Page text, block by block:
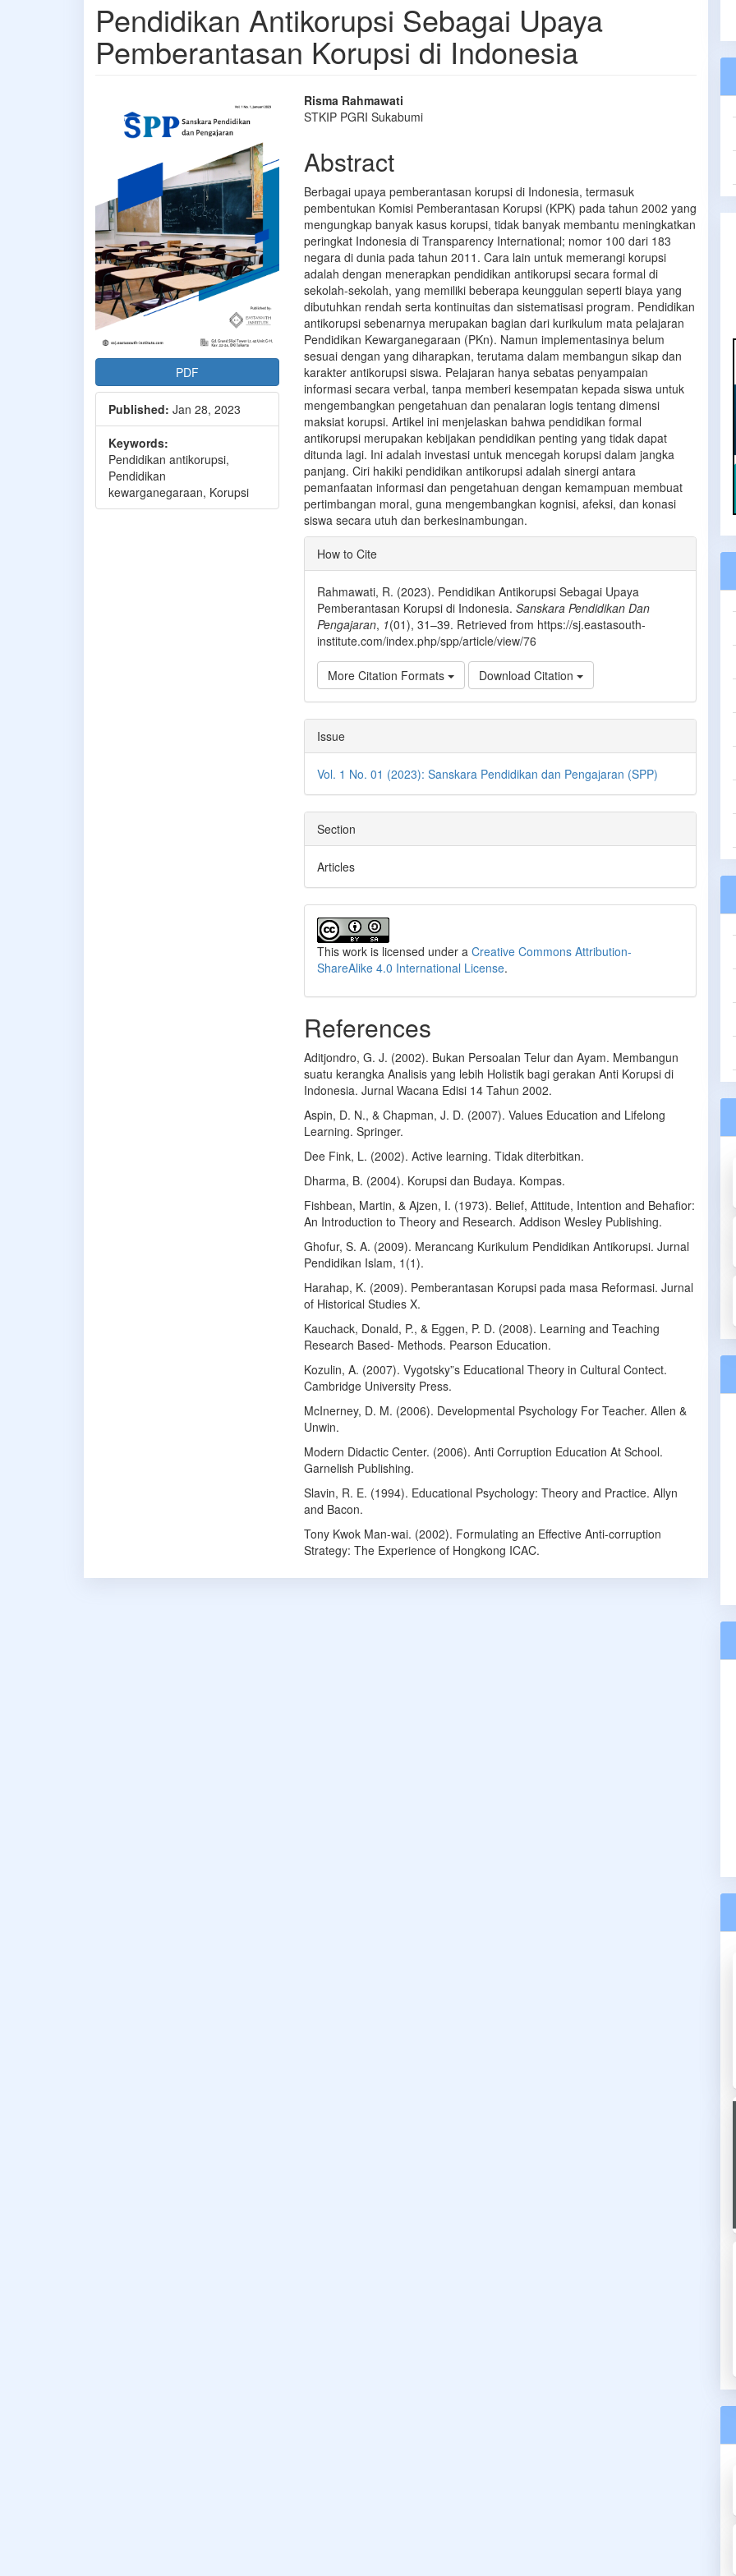
Pendidikan Antikorupsi Sebagai Upaya
Pemberantasan Korupsi di Indonesia
Article
Sidebar
PDF
Published: Jan 28, 2023
Keywords:
Pendidikan antikorupsi,
Pendidikan
kewarganegaraan, Korupsi
Main
Article
Content
Risma Rahmawati
STKIP PGRI Sukabumi
Abstract
Berbagai upaya pemberantasan korupsi di Indonesia, termasuk
pembentukan Komisi Pemberantasan Korupsi (KPK) pada tahun 2002 yang
mengungkap banyak kasus korupsi, tidak banyak membantu meningkatkan
peringkat Indonesia di Transparency International; nomor 100 dari 183
negara di dunia pada tahun 2011. Cara lain untuk memerangi korupsi
adalah dengan menerapkan pendidikan antikorupsi secara formal di
sekolah-sekolah, yang memiliki beberapa keunggulan seperti biaya yang
dibutuhkan rendah serta kontinuitas dan sistematisasi program. Pendidikan
antikorupsi sebenarnya merupakan bagian dari kurikulum mata pelajaran
Pendidikan Kewarganegaraan (PKn). Namun implementasinya belum
sesuai dengan yang diharapkan, terutama dalam membangun sikap dan
karakter antikorupsi siswa. Pelajaran hanya sebatas penyampaian
informasi secara verbal, tanpa memberi kesempatan kepada siswa untuk
mengembangkan pengetahuan dan penalaran logis tentang dimensi
maksiat korupsi. Artikel ini menjelaskan bahwa pendidikan formal
antikorupsi merupakan kebijakan pendidikan penting yang tidak dapat
ditunda lagi. Ini adalah investasi untuk mencegah korupsi dalam jangka
panjang. Ciri hakiki pendidikan antikorupsi adalah sinergi antara
pemanfaatan informasi dan pengetahuan dengan kemampuan membuat
pertimbangan moral, guna mengembangkan kognisi, afeksi, dan konasi
siswa secara utuh dan berkesinambungan.
Article
Details
How to Cite
Rahmawati, R. (2023). Pendidikan Antikorupsi Sebagai Upaya
Pemberantasan Korupsi di Indonesia. Sanskara Pendidikan Dan
Pengajaran, 1(01), 31–39. Retrieved from https://sj.eastasouth-
institute.com/index.php/spp/article/view/76
More Citation Formats Download Citation
Issue
Vol. 1 No. 01 (2023): Sanskara Pendidikan dan Pengajaran (SPP)
Section
Articles
This work is licensed under a Creative Commons Attribution-
ShareAlike 4.0 International License.
References
Aditjondro, G. J. (2002). Bukan Persoalan Telur dan Ayam. Membangun
suatu kerangka Analisis yang lebih Holistik bagi gerakan Anti Korupsi di
Indonesia. Jurnal Wacana Edisi 14 Tahun 2002.
Aspin, D. N., & Chapman, J. D. (2007). Values Education and Lifelong
Learning. Springer.
Dee Fink, L. (2002). Active learning. Tidak diterbitkan.
Dharma, B. (2004). Korupsi dan Budaya. Kompas.
Fishbean, Martin, & Ajzen, I. (1973). Belief, Attitude, Intention and Behafior:
An Introduction to Theory and Research. Addison Wesley Publishing.
Ghofur, S. A. (2009). Merancang Kurikulum Pendidikan Antikorupsi. Jurnal
Pendidikan Islam, 1(1).
Harahap, K. (2009). Pemberantasan Korupsi pada masa Reformasi. Jurnal
of Historical Studies X.
Kauchack, Donald, P., & Eggen, P. D. (2008). Learning and Teaching
Research Based- Methods. Pearson Education.
Kozulin, A. (2007). Vygotsky”s Educational Theory in Cultural Contect.
Cambridge University Press.
McInerney, D. M. (2006). Developmental Psychology For Teacher. Allen &
Unwin.
Modern Didactic Center. (2006). Anti Corruption Education At School.
Garnelish Publishing.
Slavin, R. E. (1994). Educational Psychology: Theory and Practice. Allyn
and Bacon.
Tony Kwok Man-wai. (2002). Formulating an Effective Anti-corruption
Strategy: The Experience of Hongkong ICAC.